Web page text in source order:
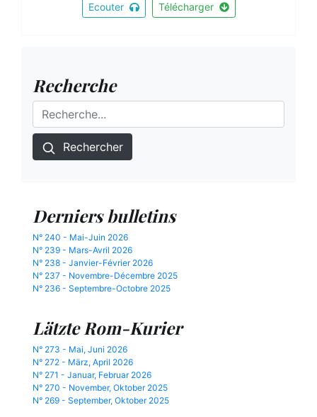
Ecouter Télécharger
Recherche
Rechercher
Derniers bulletins
N° 240 - Mai-Juin 2026
N° 239 - Mars-Avril 2026
N° 238 - Janvier-Février 2026
N° 237 - Novembre-Décembre 2025
N° 236 - Septembre-Octobre 2025
Lätzte Rom-Kurier
N° 273 - Mai, Juni 2026
N° 272 - März, April 2026
N° 271 - Januar, Februar 2026
N° 270 - November, Oktober 2025
N° 269 - September, Oktober 2025